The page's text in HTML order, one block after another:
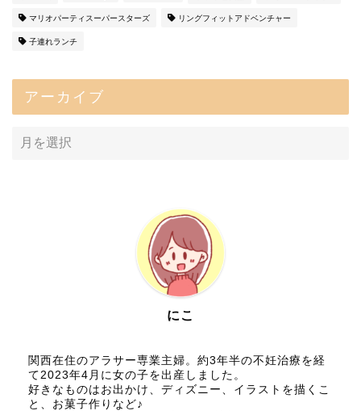
マリオパーティスーパースターズ リングフィットアドベンチャー
子連れランチ
アーカイブ
にこ
関西在住のアラサー専業主婦。約3年半の不妊治療を経
て2023年4月に女の子を出産しました。
好きなものはお出かけ、ディズニー、イラストを描くこ
と、お菓子作りなど♪